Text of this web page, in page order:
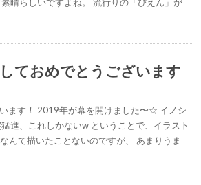
ておめでとうございます
ます！ 2019年が幕を開けました〜☆ イノシ
進、これしかないw ということで、イラスト
んて描いたことないのですが、 あまりうま